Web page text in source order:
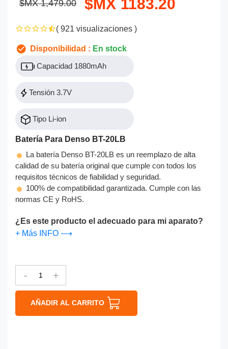
$MX 1,479.00 $MX 1183.20
( 921 visualizaciones )
Disponibilidad : En stock
Capacidad 1880mAh
Tensión 3.7V
Tipo Li-ion
Batería Para Denso BT-20LB
La batería Denso BT-20LB es un reemplazo de alta
calidad de su batería original que cumple con todos los
requisitos técnicos de fiabilidad y seguridad.
100% de compatibilidad garantizada. Cumple con las
normas CE y RoHS.
¿Es este producto el adecuado para mi aparato?
+ Más INFO ⟶
- +
AÑADIR AL CARRITO